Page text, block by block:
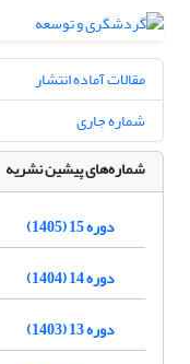
مقالات آماده انتشار
شماره جاری
شماره‌های پیشین نشریه
دوره 15 (1405)
دوره 14 (1404)
دوره 13 (1403)